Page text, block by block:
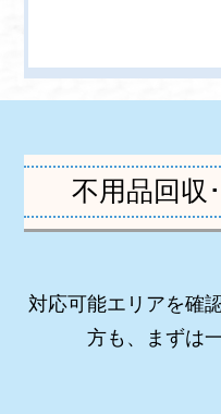
不用品回収
対応可能エリアを確
方も、まずは